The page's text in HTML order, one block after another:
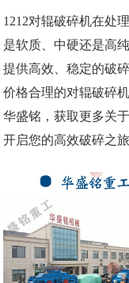
1212对辊破碎机在处
是软质、中硬还是高
提供高效、稳定的破
价格合理的对辊破碎
华盛铭，获取更多关
开启您的高效破碎之旅